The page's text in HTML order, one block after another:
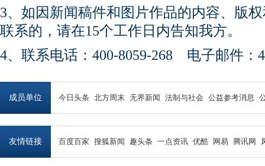
3、如因新闻稿件和图片作品的内容、版
联系的，请在15个工作日内告知我方。
4、联系电话：400-8059-268 电子邮件：
成员单位 今日头条 北方周末 无界新闻 法制与社会 公益参考消息
友情链接 百度百家 搜狐新闻 趣头条 一点资讯 优酷 网易 腾讯网